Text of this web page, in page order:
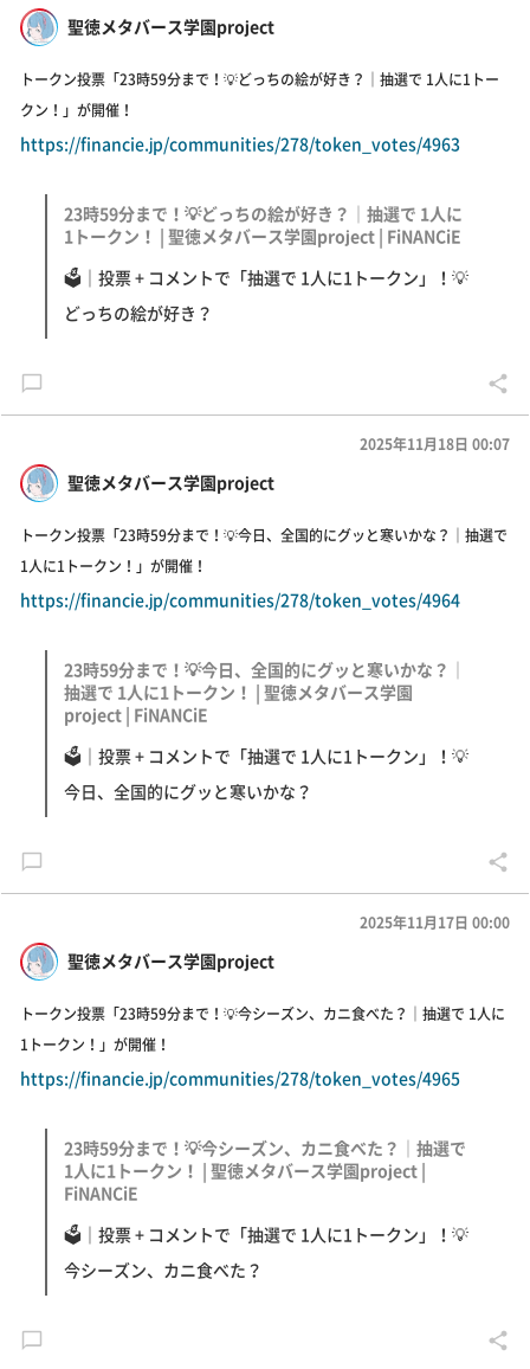
聖徳メタバース学園project
トークン投票「23時59分まで！💡どっちの絵が好き？｜抽選で 1人に1トー
クン！」が開催！
https://financie.jp/communities/278/token_votes/4963
23時59分まで！💡どっちの絵が好き？｜抽選で 1人に
1トークン！ | 聖徳メタバース学園project | FiNANCiE
🗳｜投票 + コメントで「抽選で 1人に1トークン」！💡
どっちの絵が好き？
聖徳メタバース学園project
2025年11月18日 00:07
トークン投票「23時59分まで！💡今日、全国的にグッと寒いかな？｜抽選で
1人に1トークン！」が開催！
https://financie.jp/communities/278/token_votes/4964
23時59分まで！💡今日、全国的にグッと寒いかな？｜
抽選で 1人に1トークン！ | 聖徳メタバース学園
project | FiNANCiE
🗳｜投票 + コメントで「抽選で 1人に1トークン」！💡
今日、全国的にグッと寒いかな？
聖徳メタバース学園project
2025年11月17日 00:00
トークン投票「23時59分まで！💡今シーズン、カニ食べた？｜抽選で 1人に
1トークン！」が開催！
https://financie.jp/communities/278/token_votes/4965
23時59分まで！💡今シーズン、カニ食べた？｜抽選で
1人に1トークン！ | 聖徳メタバース学園project |
FiNANCiE
🗳｜投票 + コメントで「抽選で 1人に1トークン」！💡
今シーズン、カニ食べた？